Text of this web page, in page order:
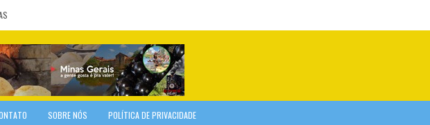
SOBRE NÓS POLÍTICA DE PRIVACIDADE